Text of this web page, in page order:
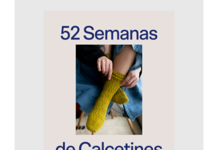
AÑADIR AL CARRITO